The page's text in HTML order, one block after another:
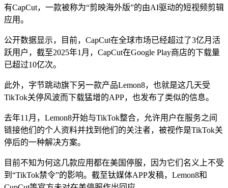
有CapCut，一款被称为“剪映海外版”的由AI驱动的短视频剪辑
应用。
公开数据显示，目前，CapCut在全球市场已经超过了3亿月活
跃用户，截至2025年1月，CapCut在Google Play商店的下载量
已超过10亿次。
此外，字节跳动旗下另一款产品Lemon8，也就是这几天受
TikTok关停风波而下载猛增的APP，也发布了类似的信息。
去年11月，Lemon8开始与TikTok整合，允许用户在服务之间
链接他们的个人资料并找到他们的关注者，被视作是TikTok关
停后的一种解决方案。
目前不知为何这几款应用都在美国停服，因为它们名义上不受
到“TikTok禁令”的影响。截至钛媒体APP发稿，Lemon8和